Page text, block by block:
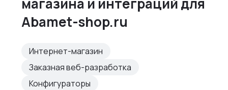
Abamet-shop.ru
Интернет-магазин
Заказная веб-разработка
Конфигураторы